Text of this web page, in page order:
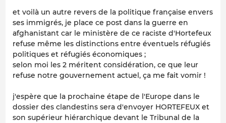
et voilà un autre revers de la politique française envers
ses immigrés, je place ce post dans la guerre en
afghanistant car le ministère de ce raciste d'Hortefeux
refuse même les distinctions entre éventuels réfugiés
politiques et réfugiés économiques ;
selon moi les 2 méritent considération, ce que leur
refuse notre gouvernement actuel, ça me fait vomir !
j'espère que la prochaine étape de l'Europe dans le
dossier des clandestins sera d'envoyer HORTEFEUX et
son supérieur hiérarchique devant le Tribunal de la